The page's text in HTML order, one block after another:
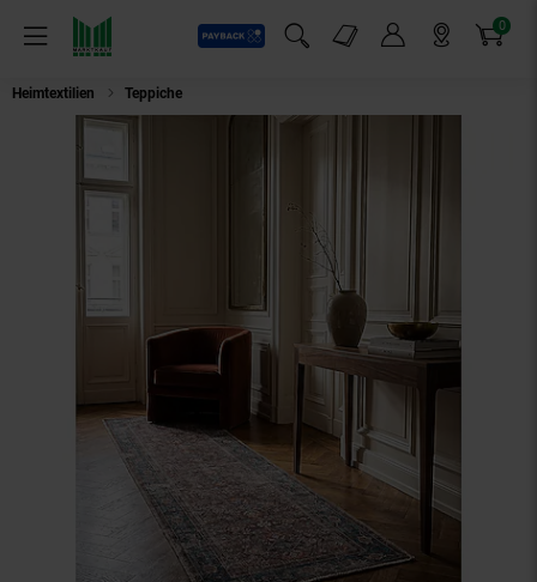
Menü
Payback
Suchfeld einblenden
Markt-Angebote 0
Artikel
Heimtextilien Teppiche